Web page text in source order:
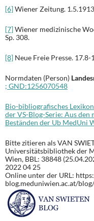
[6]Wiener Zeitung.
[7]Wiener medizinische
Sp. 308.
[8] Neue Freie Presse. 17.8-
Normdaten (Person)
; GND:1256070548
Bio-bibliografisches
der VS-Blog-Serie: Aus
Beständen der Ub MedUni
Bitte zitieren als VAN
Universitätsbibliothek der
Wien, BBL: 38848
2022 04 25
Online unter der URL:
blog.meduniwien.ac.at/